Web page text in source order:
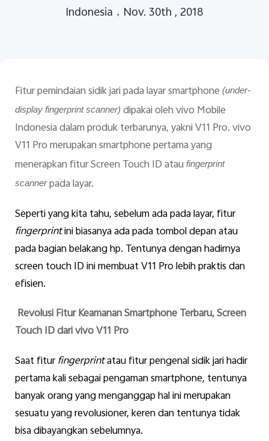
Indonesia | Pilih negara/wilayah
Indonesia，Nov. 30th , 2018
Fitur pemindaian sidik jari pada layar smartphone (under-
display fingerprint scanner) dipakai oleh vivo Mobile
Indonesia dalam produk terbarunya, yakni V11 Pro. vivo
V11 Pro merupakan smartphone pertama yang
menerapkan fitur Screen Touch ID atau fingerprint
scannerpada layar.
Seperti yang kita tahu, sebelum ada pada layar, fitur
fingerprintini biasanya ada pada tombol depan atau
pada bagian belakang hp. Tentunya dengan hadirnya
screen touch ID ini membuat V11 Pro lebih praktis dan
efisien.
Revolusi Fitur Keamanan Smartphone Terbaru, Screen
Touch ID dari vivo V11 Pro
Saat fiturfingerprintatau fitur pengenal sidik jari hadir
pertama kali sebagai pengaman smartphone, tentunya
banyak orang yang menganggap hal ini merupakan
sesuatu yang revolusioner, keren dan tentunya tidak
bisa dibayangkan sebelumnya.